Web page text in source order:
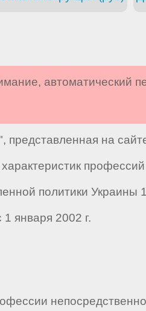
автоматический
", представленная на
политики Украины
января 2002 г.